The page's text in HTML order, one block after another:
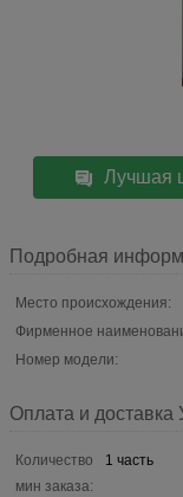
Лучшая
Подробная
Место происхождения:
Фирменное
Номер модели:
Оплата и доставка
Количество
мин заказа:
1 часть